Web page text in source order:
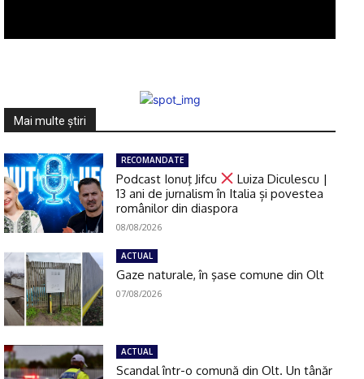
Mai multe ştiri
RECOMANDATE
Podcast Ionuţ Jifcu
Luiza Diculescu |
13 ani de jurnalism în Italia și povestea
românilor din diaspora
08/08/2026
ACTUAL
Gaze naturale, în şase comune din Olt
07/08/2026
ACTUAL
Scandal într-o comună din Olt. Un tânăr